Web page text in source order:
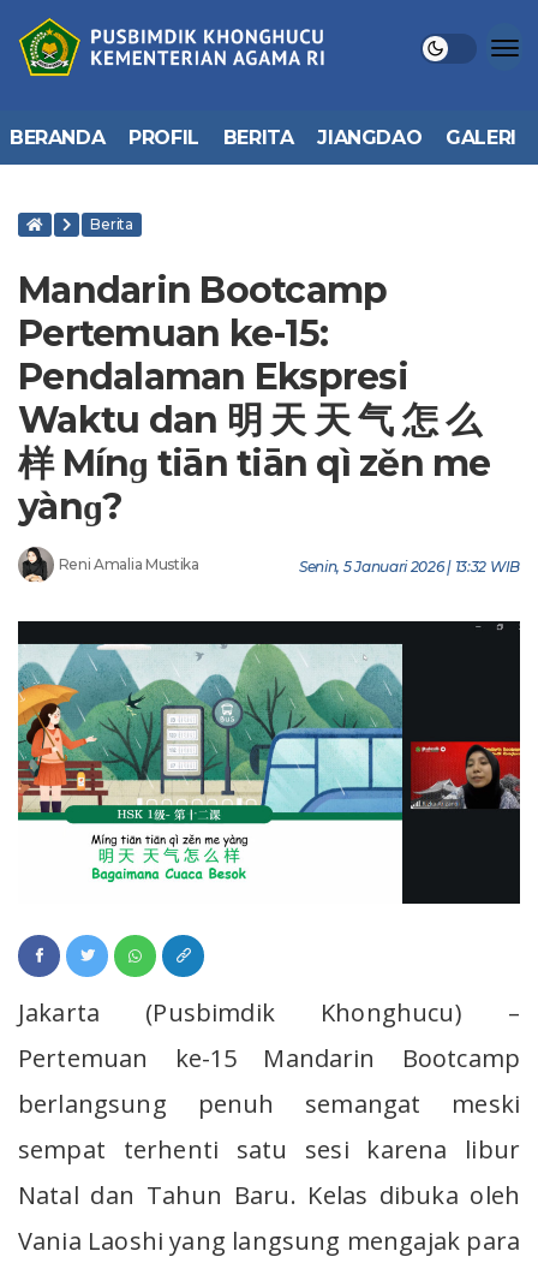
BERANDA PROFIL BERITA JIANGDAO GALERI
Berita
Mandarin Bootcamp
Pertemuan ke-15:
Pendalaman Ekspresi
Waktu dan 明 天 天 气 怎 么
样 Mínɡ tiān tiān qì zěn me
yànɡ?
Reni Amalia Mustika Senin, 5 Januari 2026 | 13:32 WIB
Jakarta (Pusbimdik Khonghucu) –
Pertemuan ke-15 Mandarin Bootcamp
berlangsung penuh semangat meski
sempat terhenti satu sesi karena libur
Natal dan Tahun Baru. Kelas dibuka oleh
Vania Laoshi yang langsung mengajak para